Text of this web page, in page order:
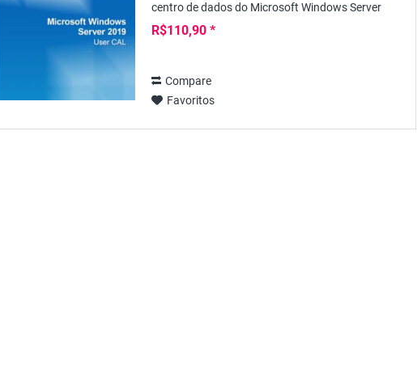
centro de dados do Microsoft Windows Server
2019, além das licenças de servidor baseado em
núcleo,...
R$110,90 *
Compare
Favoritos